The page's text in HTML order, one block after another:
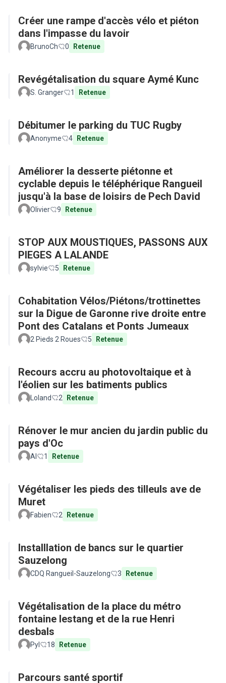
Créer une rampe d'accès vélo et piéton
dans l'impasse du lavoir
BrunoCh 0 Retenue
Revégétalisation du square Aymé Kunc
S. Granger 1 Retenue
Débitumer le parking du TUC Rugby
Anonyme 4 Retenue
Améliorer la desserte piétonne et
cyclable depuis le téléphérique Rangueil
jusqu'à la base de loisirs de Pech David
Olivier 9 Retenue
STOP AUX MOUSTIQUES, PASSONS AUX
PIEGES A LALANDE
sylvie 5 Retenue
Cohabitation Vélos/Piétons/trottinettes
sur la Digue de Garonne rive droite entre
Pont des Catalans et Ponts Jumeaux
2 Pieds 2 Roues 5 Retenue
Recours accru au photovoltaique et à
l'éolien sur les batiments publics
Loland 2 Retenue
Rénover le mur ancien du jardin public du
pays d'Oc
Al 1 Retenue
Végétaliser les pieds des tilleuls ave de
Muret
Fabien 2 Retenue
Installlation de bancs sur le quartier
Sauzelong
CDQ Rangueil-Sauzelong 3 Retenue
Végétalisation de la place du métro
fontaine lestang et de la rue Henri
desbals
Pyl 18 Retenue
Parcours santé sportif